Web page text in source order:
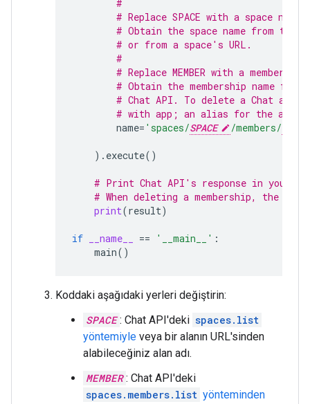
#
# Replace SPACE with a space name.
# Obtain the space name from the
# or from a space's URL.
#
# Replace MEMBER with a
# Obtain the membership name
# Chat API. To delete a Chat app's
# with app; an alias for the app
name= 'spaces/SPACE /members/
) . execute()
# Print Chat API's response in your
# When deleting a membership, the
print(result)
if __name__ == '__main__' :
main()
Koddaki aşağıdaki yerleri değiştirin:
SPACE : Chat API'deki spaces.list
yöntemiyle veya bir alanın URL'sinden
alabileceğiniz alan adı.
MEMBER : Chat API'deki
spaces.members.list yönteminden